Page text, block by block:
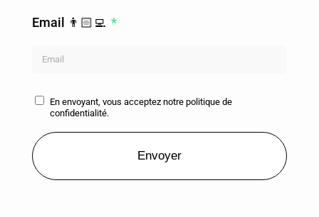
Email 👨🏻‍💻
En envoyant, vous acceptez notre politique de
confidentialité.
Envoyer